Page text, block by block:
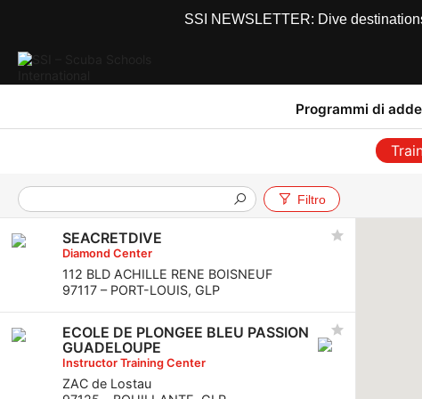
SSI NEWSLETTER: Dive
Programmi di
Filtro
SEACRETDIVE
Diamond Center
112 BLD ACHILLE RENE BOISNEUF
97117 – PORT-LOUIS, GLP
ECOLE DE PLONGEE BLEU PASSION
GUADELOUPE
Instructor Training Center
ZAC de Lostau